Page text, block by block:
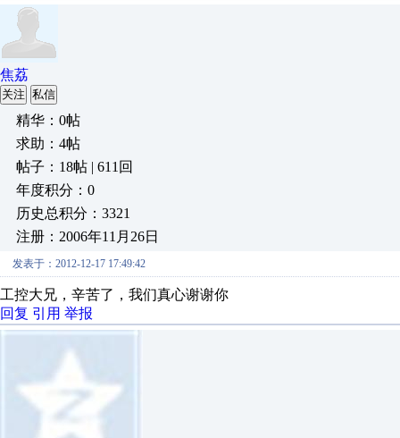
焦荔
关注 私信
精华：0帖
求助：4帖
帖子：18帖 | 611回
年度积分：0
历史总积分：3321
注册：2006年11月26日
发表于：2012-12-17 17:49:42
工控大兄，辛苦了，我们真心谢谢你
回复 引用 举报